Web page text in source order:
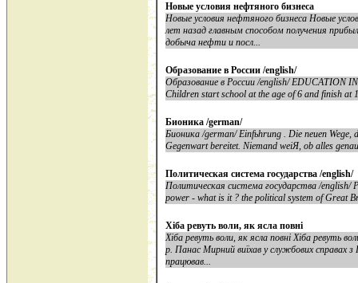
Новые условия нефтяного бизнеса
Новые условия нефтяного бизнеса Новые
лет назад главным способом получения
добыча нефти и посл...
Образование в России /english/
Образование в России /english/ EDUCATION
Children start school at the age of 6 and finish at
Бионика /german/
Бионика /german/ Einfьhrung . Die neuen
Gegenwart bereitet. Niemand weiЯ, ob alles
Политическая система государства /english/
Политическая система государства /english/
power - what is it ? the political system of Great
Хiба ревуть воли, як ясла повнi
Хiба ревуть воли, як ясла повнi Хiба ревуть
р. Панас Мирний виїхав у службових справах з
працював...